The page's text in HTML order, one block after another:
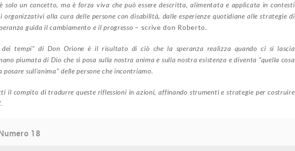
solo un concetto, ma è forza viva che può essere descritta, alimentata e applicata in contesti
organizzativi alla cura delle persone con disabilità, dalle esperienze quotidiane alle strategie di
guida il cambiamento e il progresso – scrive don Roberto.
dei tempi” di Don Orione è il risultato di ciò che la speranza realizza quando ci si lascia
piumata di Dio che si posa sulla nostra anima e sulla nostra esistenza e diventa “quella cosa
sull’anima” delle persone che incontriamo.
il compito di tradurre queste riflessioni in azioni, affinando strumenti e strategie per costruire
18